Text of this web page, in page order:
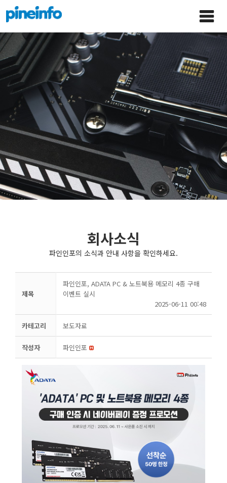
콘텐츠로
건너뛰기
Main
Menu
회사소식
파인인포의 소식과 안내 사항을 확인하세요.
제목
파인인포, ADATA PC & 노트북용 메모리 4종 구매
이벤트 실시
2025-06-11 00:48
카테고리 보도자료
작성자 파인인포
파인인포 홈으로 이동